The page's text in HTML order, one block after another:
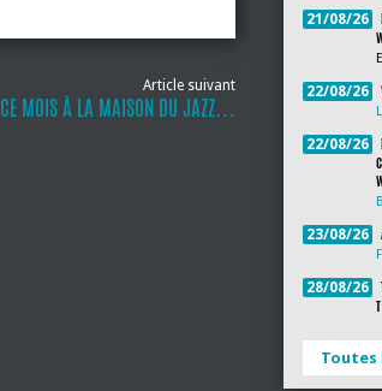
Article suivant
CE MOIS À LA MAISON DU JAZZ…
21/08/26
22/08/26
22/08/26
23/08/26
28/08/26
Toutes